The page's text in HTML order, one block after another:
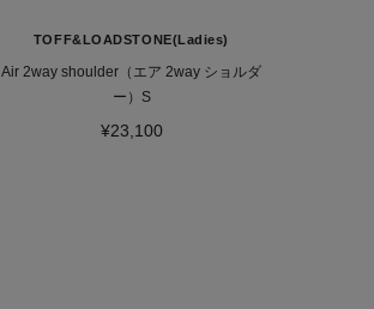
TOFF&LOADSTONE(Ladies)
Air 2way shoulder（エア 2way ショルダ
ー）S
¥23,100